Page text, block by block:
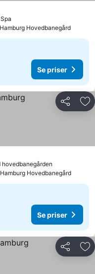
Hovedbanegård
Se priser
Del
Hovedbanegård
Se priser
Del